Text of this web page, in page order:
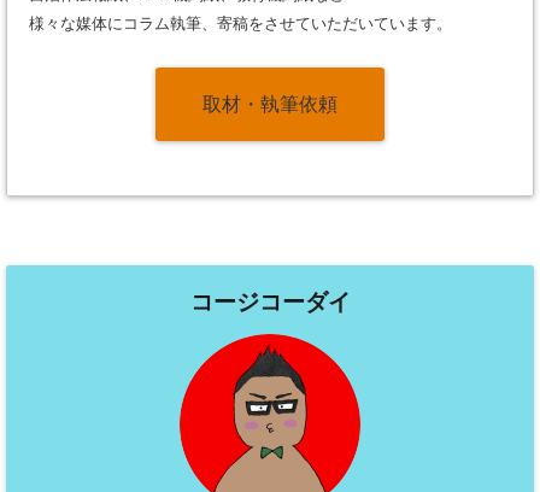
様々な媒体にコラム執筆、寄稿をさせていただいています。
取材・執筆依頼
コージコーダイ